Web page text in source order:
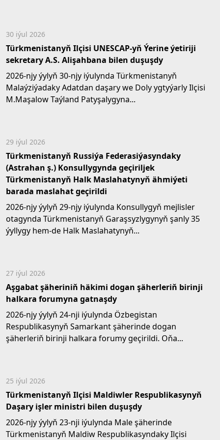
30 iýul 2026
Türkmenistanyň Ilçisi UNESCAP-yň Ýerine ýetiriji
sekretary A.S. Alişahbana bilen duşuşdy
2026-njy ýylyň 30-njy iýulynda Türkmenistanyň
Malaýziýadaky Adatdan daşary we Doly ygtyýarly Ilçisi
M.Maşalow Taýland Patyşalygyna...
29 iýul 2026
Türkmenistanyň Russiýa Federasiýasyndaky
(Astrahan ş.) Konsullygynda geçiriljek
Türkmenistanyň Halk Maslahatynyň ähmiýeti
barada maslahat geçirildi
2026-njy ýylyň 29-njy iýulynda Konsullygyň mejlisler
otagynda Türkmenistanyň Garaşsyzlygynyň şanly 35
ýyllygy hem-de Halk Maslahatynyň...
27 iýul 2026
Aşgabat şäheriniň häkimi dogan şäherleriň birinji
halkara forumyna gatnaşdy
2026-njy ýylyň 24-nji iýulynda Özbegistan
Respublikasynyň Samarkant şäherinde dogan
şäherleriň birinji halkara forumy geçirildi. Oňa...
25 iýul 2026
Türkmenistanyň Ilçisi Maldiwler Respublikasynyň
Daşary işler ministri bilen duşuşdy
2026-njy ýylyň 23-nji iýulynda Male şäherinde
Türkmenistanyň Maldiw Respublikasyndaky Ilçisi